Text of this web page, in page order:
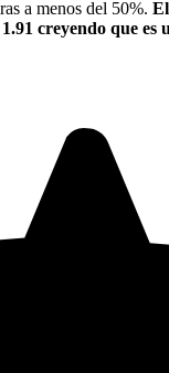
a menos del 50%.
creyendo que es